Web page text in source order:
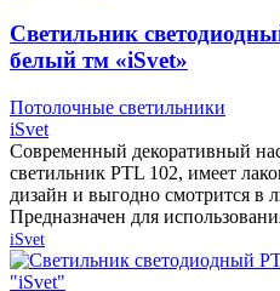
Cветильник
белый тм «iSvet»
Потолочные светильники
iSvet
Современный декоративный
светильник PTL 102, имеет
дизайн и выгодно смотрится в
Предназначен для
iSvet